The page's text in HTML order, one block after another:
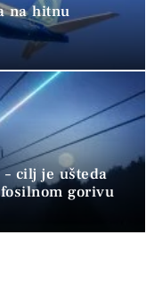
na hitnu
cilj je ušteda
gorivu